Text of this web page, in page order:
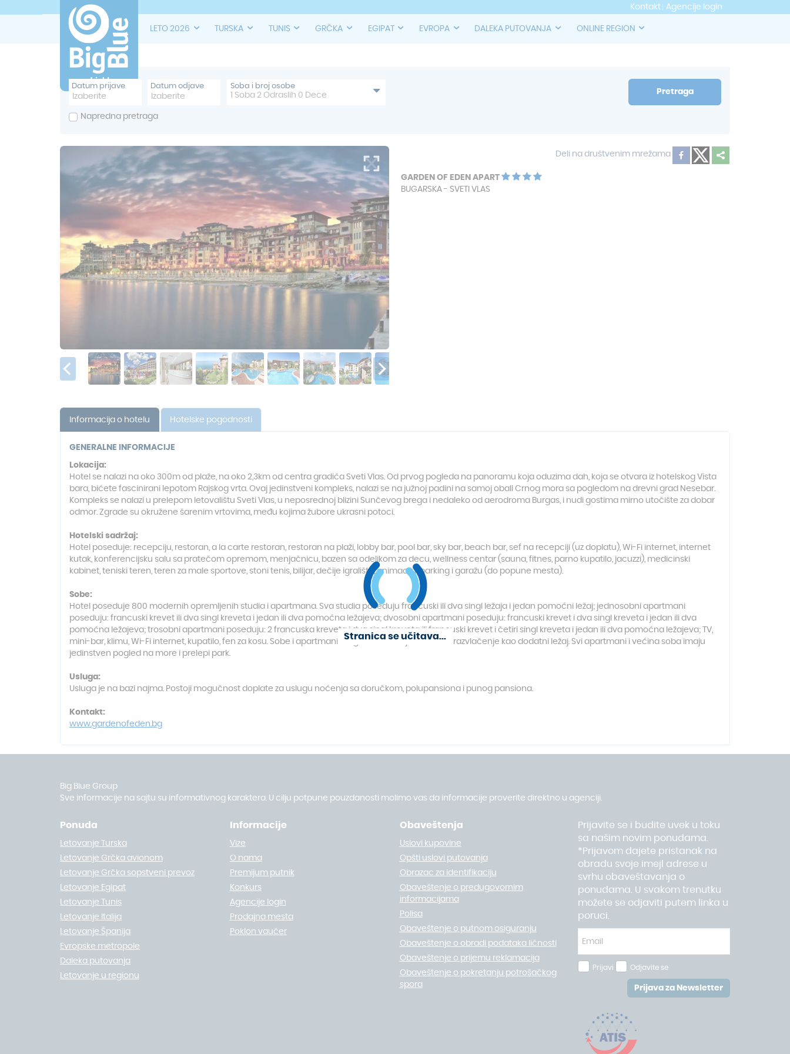
Kontakt Agencije login
LETO 2026 TURSKA TUNIS GRČKA EGIPAT EVROPA DALEKA PUTOVANJA ONLINE REGION
Datum prijave Datum odjave Soba i broj osobe
Soba 2 Odraslih 0 Dece Pretraga
Napredna pretraga
Deli na društvenim mrežama
GARDEN OF EDEN APART
BUGARSKA - SVETI VLAS
Informacija o hotelu Hotelske pogodnosti
GENERALNE INFORMACIJE
Lokacija:
Hotel se nalazi na oko 300m od plaže, na oko 2,3km od centra gradića Sveti Vlas. Od prvog pogleda na panoramu koja oduzima dah, koja se otvara iz hotelskog Vista
bara, bićete fascinirani lepotom Rajskog vrta. Ovaj jedinstveni kompleks, nalazi se na južnoj padini na samoj obali Crnog mora sa pogledom na drevni grad Nesebar.
Kompleks se nalazi u prelepom letovalištu Sveti Vlas, u neposrednoj blizini Sunčevog brega i nedaleko od aerodroma Burgas, i nudi gostima mirno utočište za dobar
odmor. Zgrade su okružene šarenim vrtovima, među kojima žubore ukrasni potoci.
Hotelski sadržaj:
Hotel poseduje: recepciju, restoran, a la carte restoran, restoran na plaži, lobby bar, pool bar, sky bar, beach bar, sef na recepciji (uz doplatu), Wi-Fi internet, internet
kutak, konferencijsku salu sa pratečom opremom, menjačnicu, bazen sa odeljkom za decu, wellness centar (sauna, fitnes, parno kupatilo, jacuzzi), medicinski
kabinet, teniski teren, teren za male sportove, stoni tenis, bilijar, dečije igralište, animaciju, parking i garažu (do popune mesta).
Sobe:
Hotel poseduje 800 modernih opremljenih studia i apartmana. Sva studia poseduju francuski ili dva singl ležaja i jedan pomoćni ležaj; jednosobni apartmani
poseduju: francuski krevet ili dva singl kreveta i jedan ili dva pomoćna ležajeva; dvosobni apartmani poseduju: francuski krevet i dva singl kreveta i jedan ili dva
pomoćna ležajeva; trosobni apartmani poseduju: 2 francuska kreveta i dva singl kreveta ili francuski krevet i četiri singl kreveta i jedan ili dva pomoćna ležajeva; TV,
mini-bar, klimu, Wi-Fi internet, kupatilo, fen za kosu. Sobe i apartmani mogu imati fotelju ili sofu na razvlačenje kao dodatni ležaj. Svi apartmani i većina soba imaju
jedinstven pogled na more i prelepi park.
Usluga:
Usluga je na bazi najma. Postoji mogučnost doplate za uslugu noćenja sa doručkom, polupansiona i punog pansiona.
Kontakt:
www.gardenofeden.bg
Big Blue Group
Sve informacije na sajtu su informativnog karaktera. U cilju potpune pouzdanosti molimo vas da informacije proverite direktno u agenciji.
Ponuda
Letovanje Turska
Letovanje Grčka avionom
Letovanje Grčka sopstveni prevoz
Letovanje Egipat
Letovanje Tunis
Letovanje Italija
Letovanje Španija
Evropske metropole
Daleka putovanja
Letovanje u regionu
Informacije
Vize
O nama
Premijum putnik
Konkurs
Agencije login
Prodajna mesta
Poklon vaučer
Obaveštenja
Uslovi kupovine
Opšti uslovi putovanja
Obrazac za identifikaciju
Obaveštenje o predugovornim
informacijama
Polisa
Obaveštenje o putnom osiguranju
Obaveštenje o obradi podataka ličnosti
Obaveštenje o prijemu reklamacija
Obaveštenje o pokretanju potrošačkog
spora
Prijavite se i budite uvek u toku
sa našim novim ponudama.
*Prijavom dajete pristanak na
obradu svoje imejl adrese u
svrhu obaveštavanja o
ponudama. U svakom trenutku
možete se odjaviti putem linka u
poruci.
Prijavi Odjavite se
Prijava za Newsletter
Stranica se učitava...